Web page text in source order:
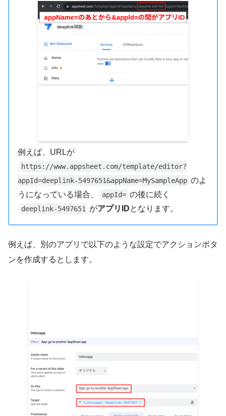
例えば、URLが
https://www.appsheet.com/template/editor?
appId=deeplink-5497651&appName=MySampleApp のよ
うになっている場合、
appId= の後に続く
deeplink-5497651 がアプリIDとなります。
例えば、別のアプリで以下のような設定でアクションボタ
ンを作成するとします。